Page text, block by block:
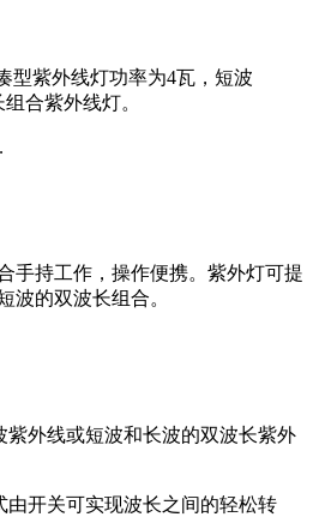
型紫外线灯功率为4瓦，短波
合紫外线灯。
手持工作，操作便携。紫外灯可提
波的双波长组合。
紫外线或短波和长波的双波长紫外
由开关可实现波长之间的轻松转